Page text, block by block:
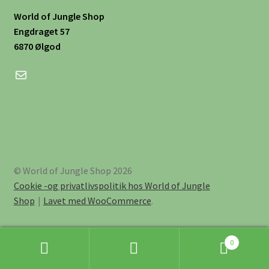
World of Jungle Shop
Engdraget 57
6870 Ølgod
Mail
© World of Jungle Shop 2026
Cookie -og privatlivspolitik hos World of Jungle
Shop
Lavet med WooCommerce.
0